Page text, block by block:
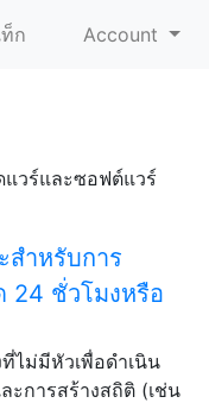
ก Account
วร์และซอฟต์แวร์
สำหรับการ
24 ชั่วโมงหรือ
ไม่มีหัวเพื่อดำเนิน
การสร้างสถิติ (เช่น